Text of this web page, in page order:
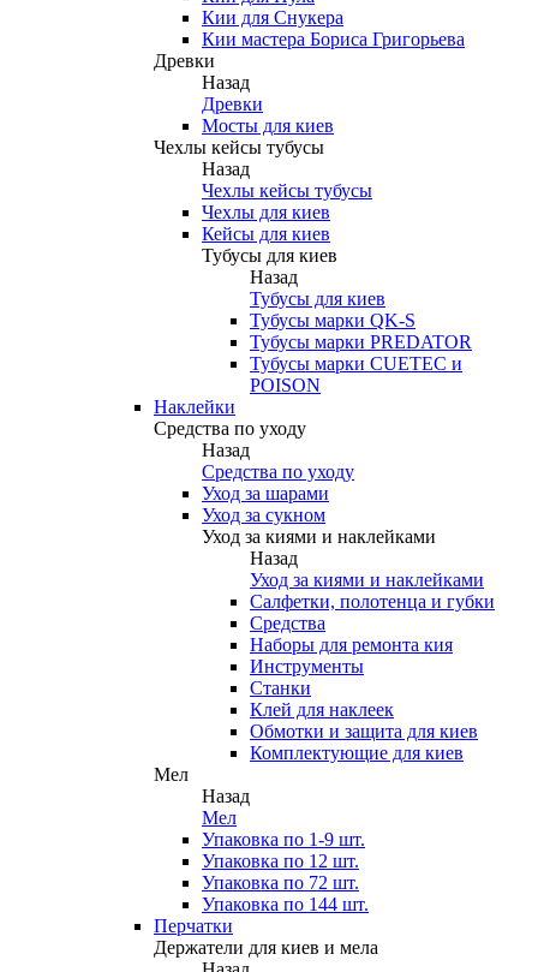
Кии для Снукера
Кии мастера Бориса Григорьева
Древки
Назад
Древки
Мосты для киев
Чехлы кейсы тубусы
Назад
Чехлы кейсы тубусы
Чехлы для киев
Кейсы для киев
Тубусы для киев
Назад
Тубусы для киев
Тубусы марки QK-S
Тубусы марки PREDATOR
Тубусы марки CUETEC и
POISON
Наклейки
Средства по уходу
Назад
Средства по уходу
Уход за шарами
Уход за сукном
Уход за киями и наклейками
Назад
Уход за киями и наклейками
Салфетки, полотенца и губки
Средства
Наборы для ремонта кия
Инструменты
Станки
Клей для наклеек
Обмотки и защита для киев
Комплектующие для киев
Мел
Назад
Мел
Упаковка по 1-9 шт.
Упаковка по 12 шт.
Упаковка по 72 шт.
Упаковка по 144 шт.
Перчатки
Держатели для киев и мела